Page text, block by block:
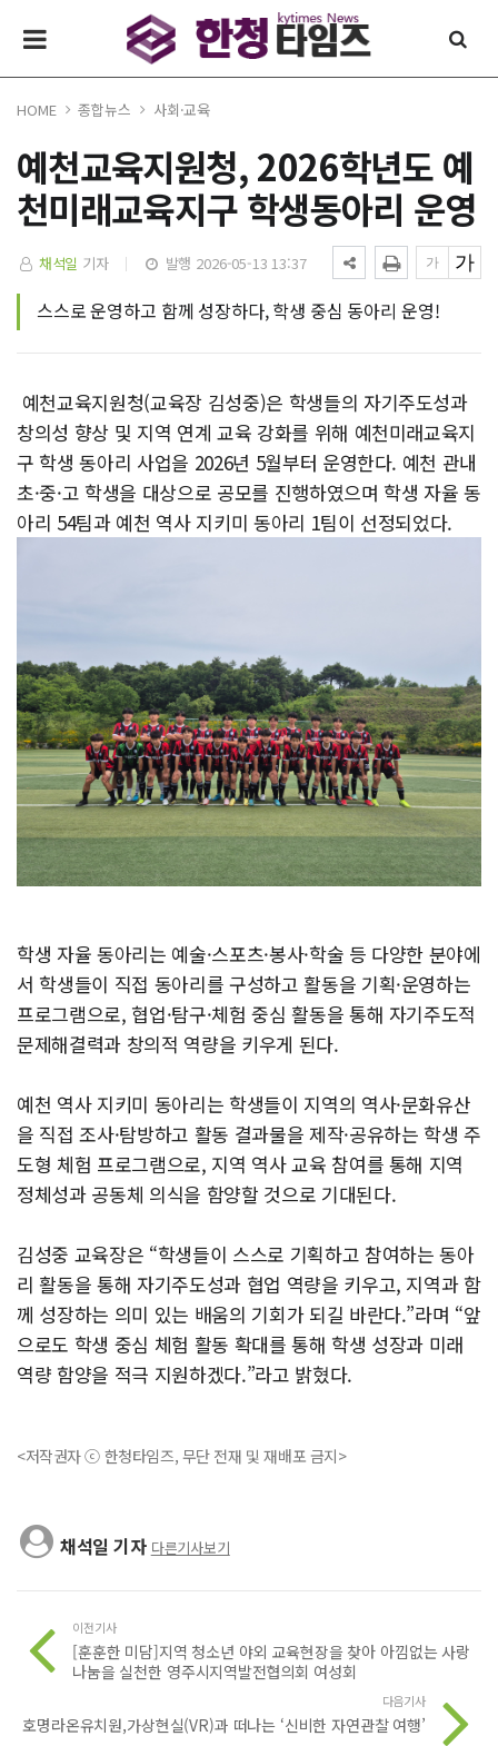
HOME 종합뉴스 사회·교육
예천교육지원청, 2026학년도 예
천미래교육지구 학생동아리 운영
채석일 기자 발행 2026-05-13 13:37
스스로 운영하고 함께 성장하다, 학생 중심 동아리 운영!
예천교육지원청(교육장 김성중)은 학생들의 자기주도성과
창의성 향상 및 지역 연계 교육 강화를 위해 예천미래교육지
구 학생 동아리 사업을 2026년 5월부터 운영한다. 예천 관내
초·중·고 학생을 대상으로 공모를 진행하였으며 학생 자율 동
아리 54팀과 예천 역사 지키미 동아리 1팀이 선정되었다.
학생 자율 동아리는 예술·스포츠·봉사·학술 등 다양한 분야에
서 학생들이 직접 동아리를 구성하고 활동을 기획·운영하는
프로그램으로, 협업·탐구·체험 중심 활동을 통해 자기주도적
문제해결력과 창의적 역량을 키우게 된다.
예천 역사 지키미 동아리는 학생들이 지역의 역사·문화유산
을 직접 조사·탐방하고 활동 결과물을 제작·공유하는 학생 주
도형 체험 프로그램으로, 지역 역사 교육 참여를 통해 지역
정체성과 공동체 의식을 함양할 것으로 기대된다.
김성중 교육장은 “학생들이 스스로 기획하고 참여하는 동아
리 활동을 통해 자기주도성과 협업 역량을 키우고, 지역과 함
께 성장하는 의미 있는 배움의 기회가 되길 바란다.”라며 “앞
으로도 학생 중심 체험 활동 확대를 통해 학생 성장과 미래
역량 함양을 적극 지원하겠다.”라고 밝혔다.
<저작권자 ⓒ 한청타임즈, 무단 전재 및 재배포 금지>
채석일 기자 다른기사보기
이전기사
[훈훈한 미담]지역 청소년 야외 교육현장을 찾아 아낌없는 사랑
나눔을 실천한 영주시지역발전협의회 여성회
다음기사
호명라온유치원,가상현실(VR)과 떠나는 ‘신비한 자연관찰 여행’